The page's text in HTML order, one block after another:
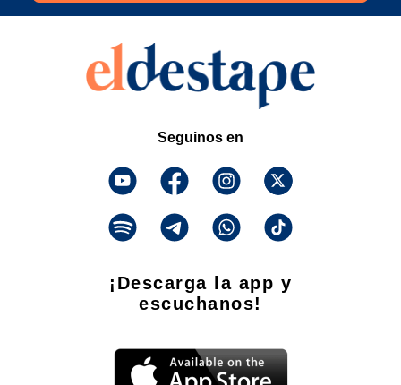
Seguinos en
¡Descarga la app y
escuchanos!